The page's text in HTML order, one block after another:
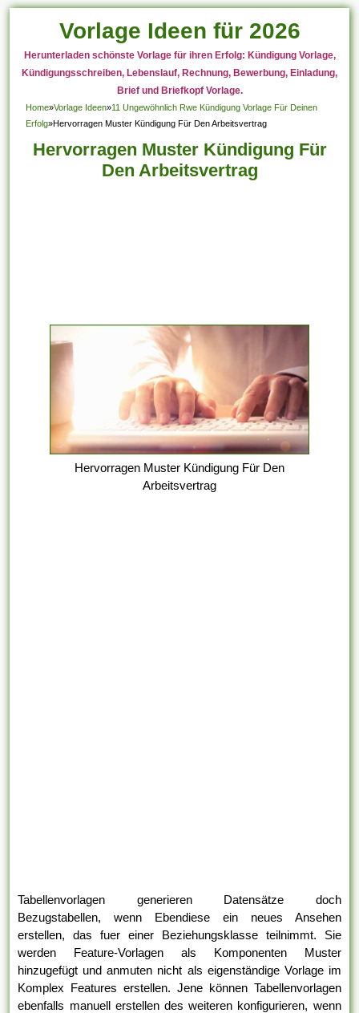
Vorlage Ideen für 2026
Herunterladen schönste Vorlage für ihren Erfolg: Kündigung Vorlage,
Kündigungsschreiben, Lebenslauf, Rechnung, Bewerbung, Einladung,
Brief und Briefkopf Vorlage.
Home»Vorlage Ideen»11 Ungewöhnlich Rwe Kündigung Vorlage Für Deinen
Erfolg»Hervorragen Muster Kündigung Für Den Arbeitsvertrag
Hervorragen Muster Kündigung Für
Den Arbeitsvertrag
Hervorragen Muster Kündigung Für Den
Arbeitsvertrag
Tabellenvorlagen generieren Datensätze doch
Bezugstabellen, wenn Ebendiese ein neues Ansehen
erstellen, das fuer einer Beziehungsklasse teilnimmt. Sie
werden Feature-Vorlagen als Komponenten Muster
hinzugefügt und anmuten nicht als eigenständige Vorlage im
Komplex Features erstellen. Jene können Tabellenvorlagen
ebenfalls manuell erstellen des weiteren konfigurieren, wenn